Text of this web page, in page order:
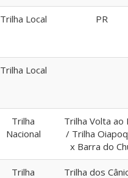
Trilha Local PR
Trilha Local
Trilha
Nacional
Trilha Volta ao
/ Trilha
x Barra do
Trilha
Trilha dos